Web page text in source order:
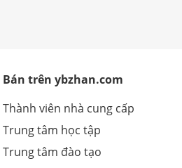
Bán trên ybzhan.com
Thành viên nhà cung cấp
Trung tâm học tập
Trung tâm đào tạo